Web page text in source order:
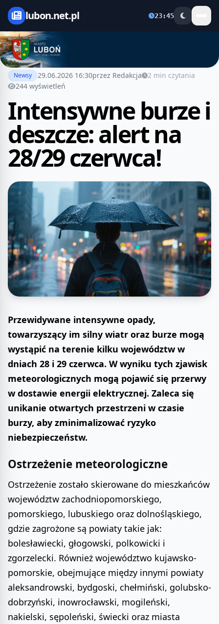
lubon.net.pl 23:45
Newsy 29.06.2026 16:30przez Redakcja
2 min czytania
244 wyświetleń
Intensywne burze i
deszcze: alert na
28/29 czerwca!
Przewidywane intensywne opady,
towarzyszący im silny wiatr oraz burze mogą
wystąpić na terenie kilku województw w
dniach 28 i 29 czerwca. W wyniku tych zjawisk
meteorologicznych mogą pojawić się przerwy
w dostawie energii elektrycznej. Zaleca się
unikanie otwartych przestrzeni w czasie
burzy, aby zminimalizować ryzyko
niebezpieczeństw.
Ostrzeżenie meteorologiczne
Ostrzeżenie zostało skierowane do mieszkańców
województw zachodniopomorskiego,
pomorskiego, lubuskiego oraz dolnośląskiego,
gdzie zagrożone są powiaty takie jak:
bolesławiecki, głogowski, polkowicki i
zgorzelecki. Również województwo kujawsko-
pomorskie, obejmujące między innymi powiaty
aleksandrowski, bydgoski, chełmiński, golubsko-
dobrzyński, inowrocławski, mogileński,
nakielski, sępoleński, świecki oraz miasta